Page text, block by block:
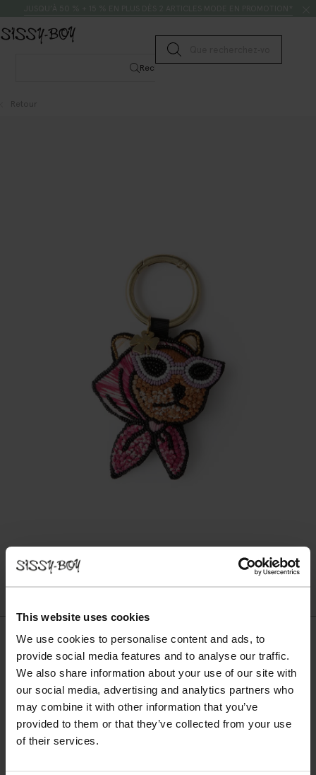
This website uses cookies
We use cookies to personalise content and ads, to
provide social media features and to analyse our traffic.
We also share information about your use of our site with
our social media, advertising and analytics partners who
may combine it with other information that you’ve
provided to them or that they’ve collected from your use
of their services.
Lancer la recherche
Rechercher
Retour
Charm de sac chat - multicolore
17.99
Taille sélectionnée: Onesize
Sous 30 minutes par e-mail